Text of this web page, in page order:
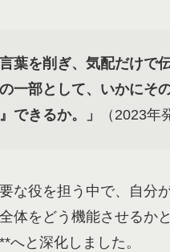
言葉を削ぎ、気配だけで
一部として、いかにそ
できるか。」
（2023年
な役を担う中で、自分
体をどう機能させるか
へと深化しました。